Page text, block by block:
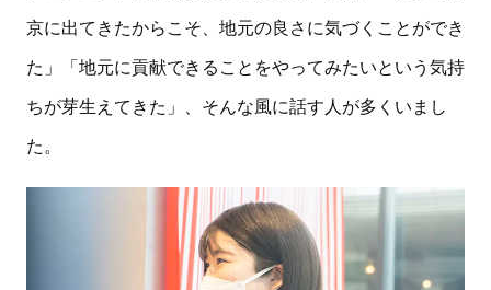
京に出てきたからこそ、地元の良さに気づくことができ
た」「地元に貢献できることをやってみたいという気持
ちが芽生えてきた」、そんな風に話す人が多くいまし
た。